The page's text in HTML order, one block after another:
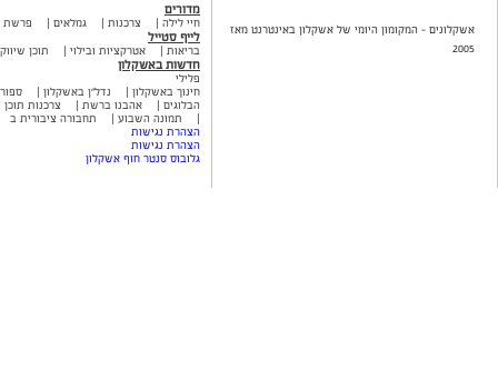
אשקלונים - המקומון היומי של אשקלון באינטרנט מאז
2005
מדורים
חיי לילה צרכנות גמלאים פרשת
לייף סטייל
בריאות אטרקציות ובילוי תוכן
חדשות באשקלון
פלילי
חינוך באשקלון
נדל"ן באשקלון
הבלוגים
אהבנו ברשת
צרכנות תוכן
תמונה השבוע
תחבורה ציבורית ב
הצהרת נגישות
הצהרת נגישות
גלובוס סנטר חוף אשקלון